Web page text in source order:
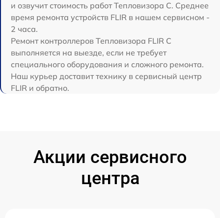
и озвучит стоимость работ Тепловизора C. Среднее
время ремонта устройств FLIR в нашем сервисном -
2 часа.
Ремонт контроллеров Тепловизора FLIR C
выполняется на выезде, если не требует
специального оборудования и сложного ремонта.
Наш курьер доставит технику в сервисный центр
FLIR и обратно.
Акции сервисного
центра